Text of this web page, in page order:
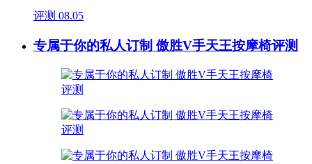
评测 08.05
专属于你的私人订制 傲胜V手天王按摩椅评测